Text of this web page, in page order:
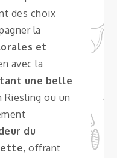
des choix
la
et
avec la
une belle
Riesling ou un
du
, offrant